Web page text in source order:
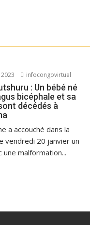
infocongovirtuel
: Un bébé né
bicéphale et sa
décédés à
a accouché dans la
vendredi 20 janvier un
une malformation...